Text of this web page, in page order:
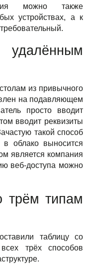
можно также
устройствах, а к
из привычного
на подавляющем
просто вводит
вводит реквизиты
такой способ
в облако выносится
является компания
веб-доступа можно
трём типам
таблицу со
всех трёх способов